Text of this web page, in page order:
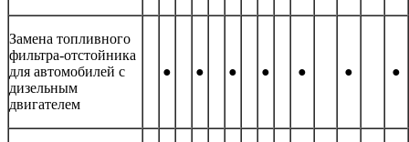
Замена топливного
фильтра-отстойника
для автомобилей с
дизельным
двигателем
● ● ● ● ● ● ●